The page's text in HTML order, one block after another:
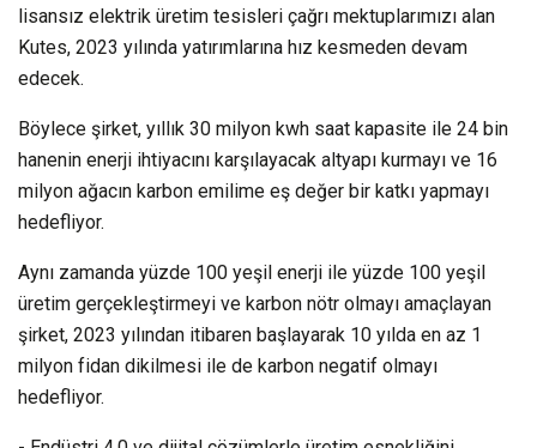
lisansız elektrik üretim tesisleri çağrı mektuplarımızı alan
Kutes, 2023 yılında yatırımlarına hız kesmeden devam
edecek.
Böylece şirket, yıllık 30 milyon kwh saat kapasite ile 24 bin
hanenin enerji ihtiyacını karşılayacak altyapı kurmayı ve 16
milyon ağacın karbon emilime eş değer bir katkı yapmayı
hedefliyor.
Aynı zamanda yüzde 100 yeşil enerji ile yüzde 100 yeşil
üretim gerçekleştirmeyi ve karbon nötr olmayı amaçlayan
şirket, 2023 yılından itibaren başlayarak 10 yılda en az 1
milyon fidan dikilmesi ile de karbon negatif olmayı
hedefliyor.